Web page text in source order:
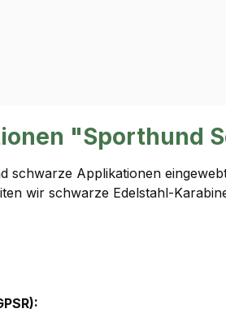
"Sporthund
schwarze Applikationen
wir schwarze Edelstahl-